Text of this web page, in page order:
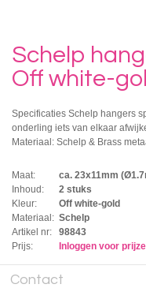
Schelp
Off white-
Specificaties Schelp hangers
onderling iets van elkaar
Materiaal: Schelp & Brass
Maat:
ca. 23x11mm
Inhoud:
2 stuks
Kleur:
Off white-gold
Materiaal: Schelp
Artikel nr:
98843
Prijs:
Inloggen voor
Contact